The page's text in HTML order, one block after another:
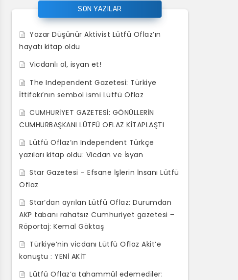
270220172117330868612_3
foto4_jpg
foto5_jpg
foto30_jpg
foto10_jpg
lutfu_oflaz_star_gazetesi_nden_
ayrildi_h97401_c2fb3
foto6_jpg
foto15_jpg
foto8_jpg
foto3_jpg
foto9_jpg
ZS (1)
SON YAZILAR
Yazar Düşünür Aktivist Lütfü Oflaz’ın
hayatı kitap oldu
Vicdanlı ol, isyan et!
The Independent Gazetesi: Türkiye
İttifakı’nın sembol ismi Lütfü Oflaz
CUMHURİYET GAZETESİ: GÖNÜLLERİN
CUMHURBAŞKANI LÜTFÜ OFLAZ KİTAPLAŞTI
Lütfü Oflaz’ın Independent Türkçe
yazıları kitap oldu: Vicdan ve İsyan
Star Gazetesi – Efsane İşlerin İnsanı Lütfü
Oflaz
Star’dan ayrılan Lütfü Oflaz: Durumdan
AKP tabanı rahatsız Cumhuriyet gazetesi –
Röportaj: Kemal Göktaş
Türkiye’nin vicdanı Lütfü Oflaz Akit’e
konuştu : YENİ AKİT
Lütfü Oflaz’a tahammül edemediler: